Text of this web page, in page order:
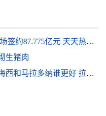
约87.775亿元 天天热点评
生猪肉
离队我必须做出这样的决定俱乐部高于所有人_观天下